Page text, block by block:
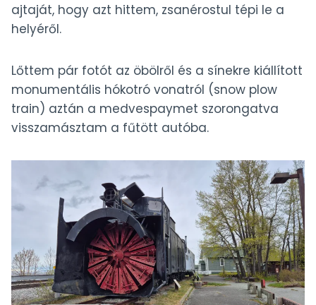
ajtaját, hogy azt hittem, zsanérostul tépi le a
helyéről.
Lőttem pár fotót az öbölről és a sínekre kiállított
monumentális hókotró vonatról (snow plow
train) aztán a medvespaymet szorongatva
visszamásztam a fűtött autóba.